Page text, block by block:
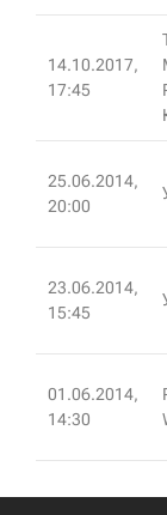
14.10.2017,
17:45
25.06.2014,
20:00
23.06.2014,
15:45
01.06.2014,
14:30